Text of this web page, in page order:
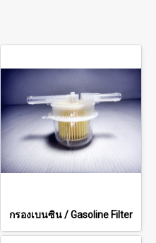
กรองเบนซิน / Gasoline Filter